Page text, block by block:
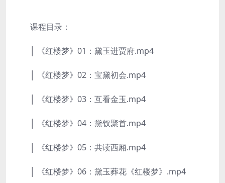
课程目录：
│ 《红楼梦》01：黛玉进贾府.mp4
│ 《红楼梦》02：宝黛初会.mp4
│ 《红楼梦》03：互看金玉.mp4
│ 《红楼梦》04：黛钗聚首.mp4
│ 《红楼梦》05：共读西厢.mp4
│ 《红楼梦》06：黛玉葬花《红楼梦》.mp4